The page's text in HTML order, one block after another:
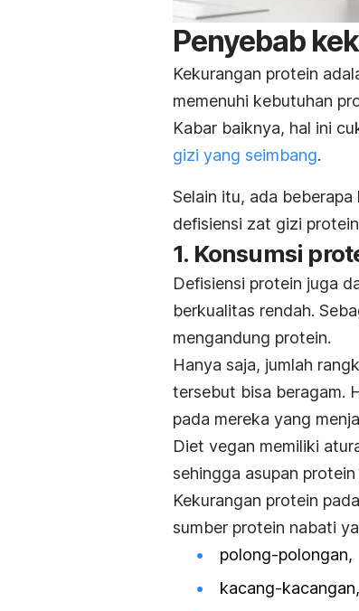
Penyebab
Kekurangan protein
memenuhi kebutuhan
Kabar baiknya, hal ini
gizi yang seimbang.
Selain itu, ada
defisiensi zat gizi
1. Konsumsi
Defisiensi protein juga
berkualitas rendah.
mengandung protein.
Hanya saja, jumlah
tersebut bisa beragam.
pada mereka yang
Diet vegan memiliki
sehingga asupan
Kekurangan protein
sumber protein nabati
polong-polongan,
kacang-